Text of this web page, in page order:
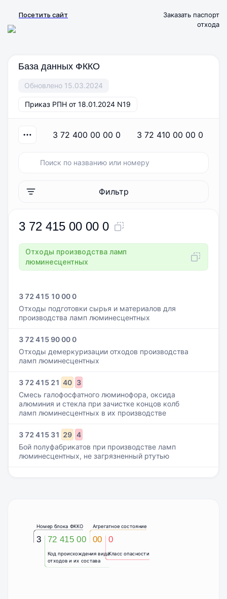
Посетить сайт
Заказать паспорт
отхода
База данных ФККО
Обновлено 15.03.2024
Приказ РПН от 18.01.2024 N19
3 72 400 00 00 0 3 72 410 00 00 0
Фильтр
3 72 415 00 00 0
Отходы производства ламп
люминесцентных
3 72 415 10 00 0
Отходы подготовки сырья и материалов для
производства ламп люминесцентных
3 72 415 90 00 0
Отходы демеркуризации отходов производства
ламп люминесцентных
3 72 415 21 40 3
Смесь галофосфатного люминофора, оксида
алюминия и стекла при зачистке концов колб
ламп люминесцентных в их производстве
3 72 415 31 29 4
Бой полуфабрикатов при производстве ламп
люминесцентных, не загрязненный ртутью
3
Номер блока ФККО
Код происхождения вида
отходов и их состава
72 415 00
Агрегатное состояние
00
Класс опасности
0